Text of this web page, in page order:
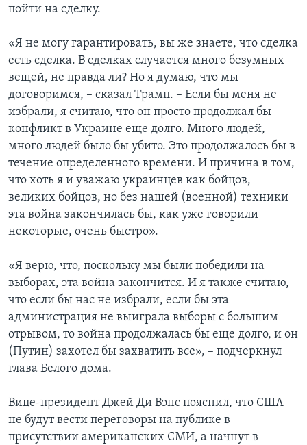
пойти на сделку.
«Я не могу гарантировать, вы же знаете, что сделка
есть сделка. В сделках случается много безумных
вещей, не правда ли? Но я думаю, что мы
договоримся, – сказал Трамп. – Если бы меня не
избрали, я считаю, что он просто продолжал бы
конфликт в Украине еще долго. Много людей,
много людей было бы убито. Это продолжалось бы в
течение определенного времени. И причина в том,
что хоть я и уважаю украинцев как бойцов,
великих бойцов, но без нашей (военной) техники
эта война закончилась бы, как уже говорили
некоторые, очень быстро».
«Я верю, что, поскольку мы были победили на
выборах, эта война закончится. И я также считаю,
что если бы нас не избрали, если бы эта
администрация не выиграла выборы с большим
отрывом, то война продолжалась бы еще долго, и он
(Путин) захотел бы захватить все», – подчеркнул
глава Белого дома.
Вице-президент Джей Ди Вэнс пояснил, что США
не будут вести переговоры на публике в
присутствии американских СМИ, а начнут в